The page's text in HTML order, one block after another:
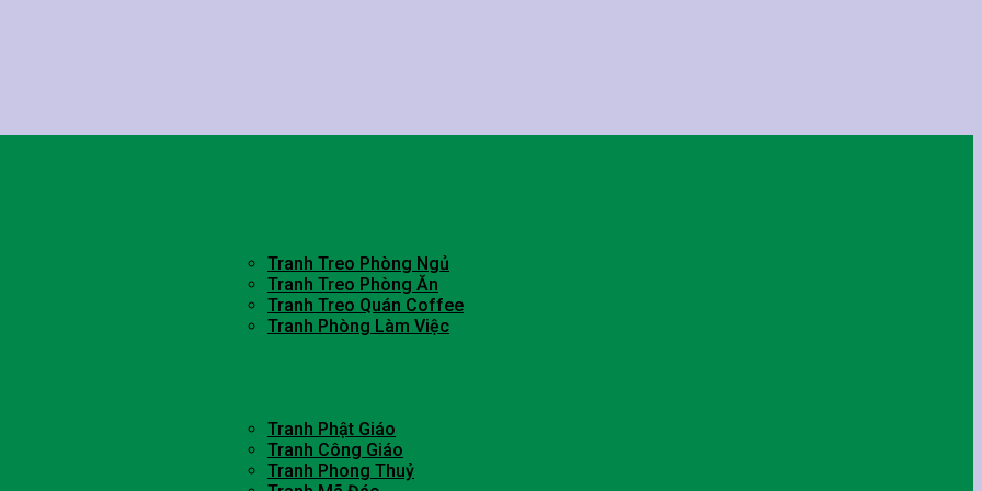
Tranh Treo Phòng Ngủ
Tranh Treo Phòng Ăn
Tranh Treo Quán Coffee
Tranh Phòng Làm Việc
Tranh Phật Giáo
Tranh Công Giáo
Tranh Phong Thuỷ